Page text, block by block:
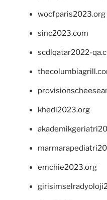
wocfparis2023.org
sinc2023.com
scdlqatar2022-
khedi2023.org
emchie2023.org